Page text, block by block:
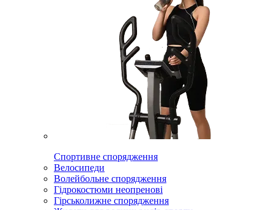
Спортивне спорядження
Велосипеди
Волейбольне спорядження
Гідрокостюми неопренові
Гірськолижне спорядження